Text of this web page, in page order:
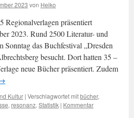
2023 von Heiko
Regionalverlagen präsentiert
2023. Rund 2500 Literatur- und
Sonntag das Buchfestival „Dresden
besucht. Dort hatten 35 –
neue Bücher präsentiert. Zudem
Kultur | Verschlagwortet mitbücher,
, resonanz, Statistik | Kommentar